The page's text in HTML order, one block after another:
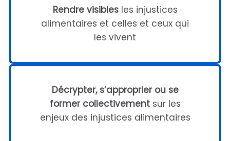
Rendre visiblesles injustices
alimentaires et celles et ceux qui
les vivent
Décrypter, s’approprier ou se
former collectivementsur les
enjeux des injustices alimentaires